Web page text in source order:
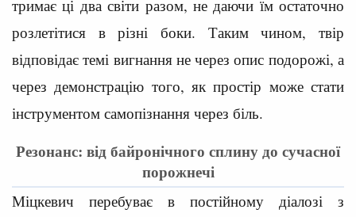
тримає ці два світи разом, не даючи їм остаточно
розлетітися в різні боки. Таким чином, твір
відповідає темі вигнання не через опис подорожі, а
через демонстрацію того, як простір може стати
інструментом самопізнання через біль.
Резонанс: від байронічного сплину до сучасної
порожнечі
Міцкевич перебуває в постійному діалозі з